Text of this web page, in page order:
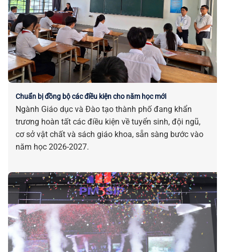
Chuẩn bị đồng bộ các điều kiện cho năm học mới
Ngành Giáo dục và Đào tạo thành phố đang khẩn
trương hoàn tất các điều kiện về tuyển sinh, đội ngũ,
cơ sở vật chất và sách giáo khoa, sẵn sàng bước vào
năm học 2026-2027.